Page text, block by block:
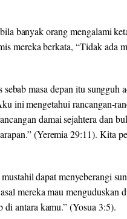
banyak orang mengalami
mereka berkata, “Tidakada
masa depan itu sungguh
ini mengetahui rancangan-
damai sejahtera dan
.” (Yeremia 29:11). Kita
dapat menyeberangi
asal merekamaumenguduskan
di antarakamu.” (Yosua 3:5).